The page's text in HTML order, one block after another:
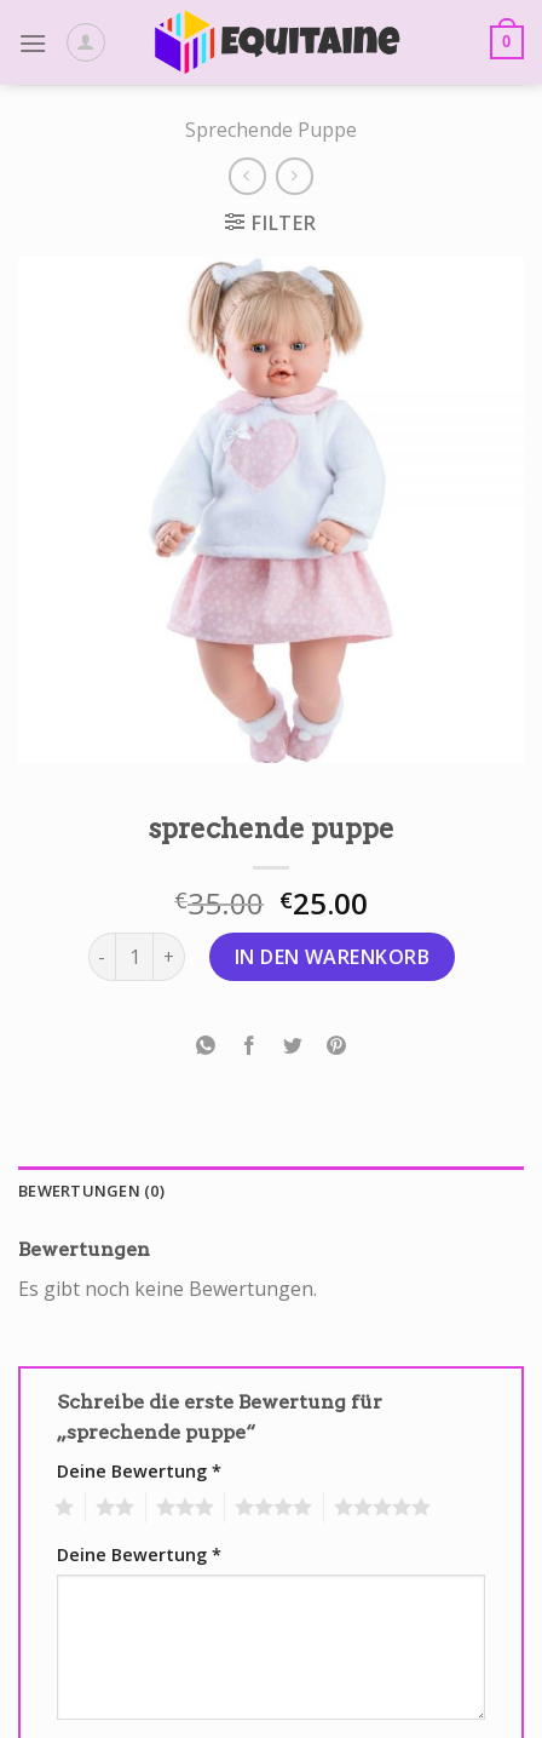
0
Sprechende Puppe
FILTER
sprechende puppe
€35.00 €25.00
sprechende puppe MengeIN DEN WARENKORB
BEWERTUNGEN (0)
Bewertungen
Es gibt noch keine Bewertungen.
Schreibe die erste Bewertung für
„sprechende puppe“
Deine Bewertung *
Deine Bewertung *